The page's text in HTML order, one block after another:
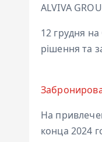
ALVIVA
12 грудня на
рішення та
На
конца 2024